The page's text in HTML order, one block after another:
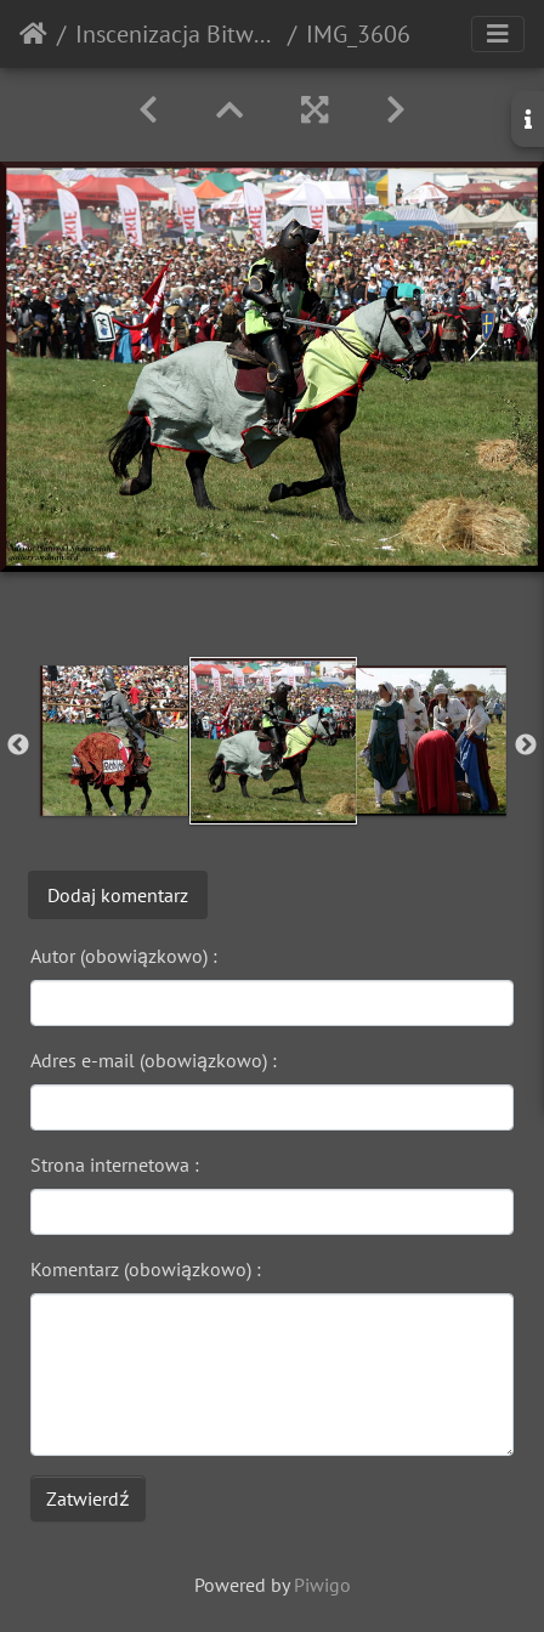
Inscenizacja Bitwy pod Grunwaldem - 2010r. IMG_3606
Dodaj komentarz
Autor (obowiązkowo) :
Adres e-mail (obowiązkowo) :
Strona internetowa :
Komentarz (obowiązkowo) :
Zatwierdź
Powered by Piwigo